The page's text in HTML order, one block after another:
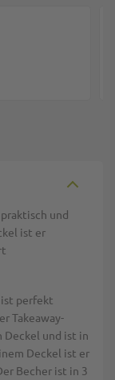
und
ist er
ist perfekt
Takeaway-
Deckel und ist in
Deckel ist er
Becher ist in 3